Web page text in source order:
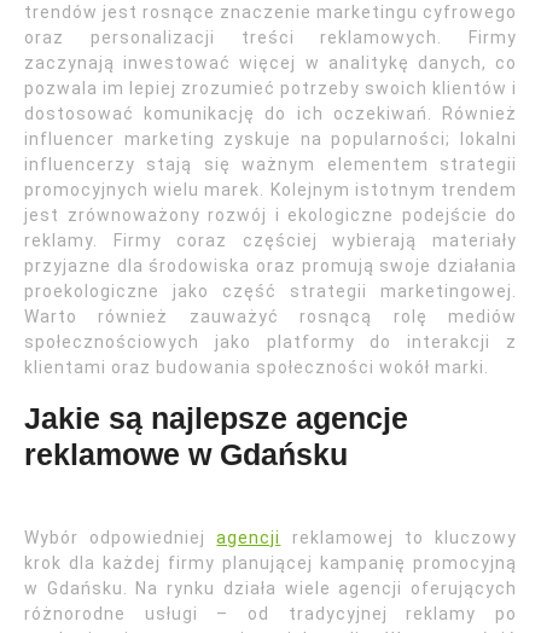
trendów jest rosnące znaczenie marketingu cyfrowego
oraz personalizacji treści reklamowych. Firmy
zaczynają inwestować więcej w analitykę danych, co
pozwala im lepiej zrozumieć potrzeby swoich klientów i
dostosować komunikację do ich oczekiwań. Również
influencer marketing zyskuje na popularności; lokalni
influencerzy stają się ważnym elementem strategii
promocyjnych wielu marek. Kolejnym istotnym trendem
jest zrównoważony rozwój i ekologiczne podejście do
reklamy. Firmy coraz częściej wybierają materiały
przyjazne dla środowiska oraz promują swoje działania
proekologiczne jako część strategii marketingowej.
Warto również zauważyć rosnącą rolę mediów
społecznościowych jako platformy do interakcji z
klientami oraz budowania społeczności wokół marki.
Jakie są najlepsze agencje
reklamowe w Gdańsku
Wybór odpowiedniejagencji
reklamowej to kluczowy
krok dla każdej firmy planującej kampanię promocyjną
w Gdańsku. Na rynku działa wiele agencji oferujących
różnorodne usługi – od tradycyjnej reklamy po